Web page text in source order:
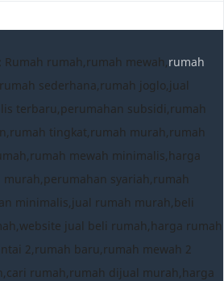
Rumah rumah,rumah mewah,rumah
sederhana,rumah joglo,jual
terbaru,perumahan subsidi,rumah
tingkat,rumah murah,rumah
mewah minimalis,harga
syariah,rumah
minimalis,jual rumah murah,beli
jual beli rumah,harga rumah
2,rumah baru,rumah mewah 2
rumah,rumah dijual murah,harga